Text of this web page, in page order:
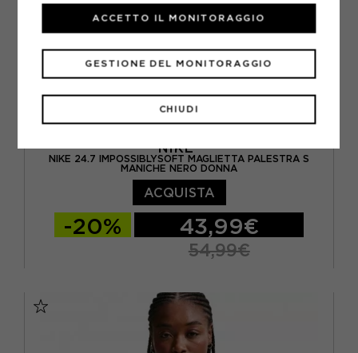
NIKE
NIKE 24.7 IMPOSSIBLYSOFT MAGLIETTA PALESTRA S
MANICHE NERO DONNA
ACQUISTA
-20% 43,99€
54,99€
CHIUDI
GESTIONE DEL MONITORAGGIO
ACCETTO IL MONITORAGGIO